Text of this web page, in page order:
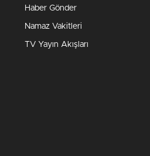
Haber Gönder
Namaz Vakitleri
TV Yayın Akışları